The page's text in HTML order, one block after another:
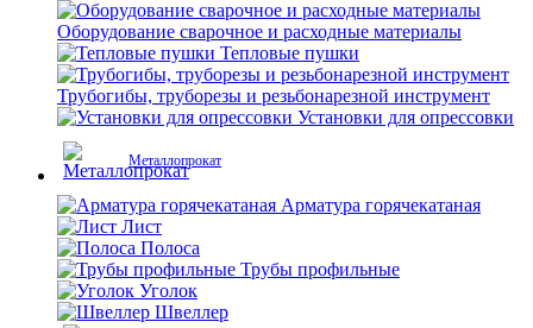
Оборудование сварочное и расходные материалы
Тепловые пушки
Трубогибы, труборезы и резьбонарезной инструмент
Установки для опрессовки
Металлопрокат
Арматура горячекатаная
Лист
Полоса
Трубы профильные
Уголок
Швеллер